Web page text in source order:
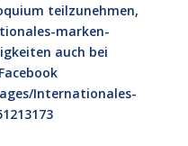
teilzunehmen,
marken-
auch bei
Internationales-